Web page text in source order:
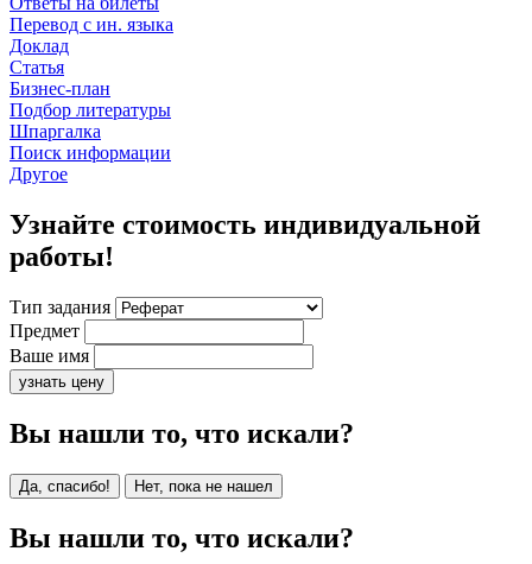
Перевод с ин. языка
Доклад
Статья
Бизнес-план
Подбор литературы
Шпаргалка
Поиск информации
Другое
Узнайте стоимость индивидуальной
работы!
Тип задания
Предмет
Ваше имя
узнать цену
Вы нашли то, что искали?
Да, спасибо! Нет, пока не нашел
Вы нашли то, что искали?